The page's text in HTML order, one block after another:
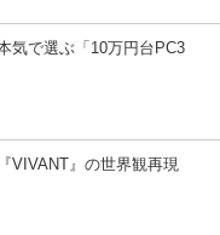
気で選ぶ「10万円台PC3
VIVANT』の世界観再現